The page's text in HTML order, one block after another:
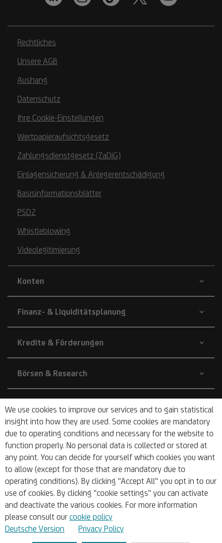
We use cookies to improve our services and to gain statistical
insight into how they are used. Some cookies are mandatory
due to operating conditions and necessary for the website to
function properly. No personal data is collected or stored at
any point. You can decide for yourself which cookies you want
to allow (except for those that are mandatory due to
operating conditions). By clicking "Accept All" you opt in to our
use of cookies. By clicking "cookie settings" you can activate
and deactivate the various cookies. For more information
please consult our cookie policy
Deutsche Version
Privacy Policy
Rechtliches
Unsere AGB
Aushang
Datenschutz
Ihre Cookie-Einstellungen
Wertpapieraufsichtsgesetz
Zahlungsdienstgesetz (ZaDiG)
Einlagensicherung & Anlegerentschädigung
Basisinformationsblätter
PSD2
Whistleblowing
Videolegitimierung
Konten
Finanz- & Liquiditätsplanung
Kredite & Förderungen
Börsen & Research
Unternehmen
Über Uns
© 2026 UniCredit Bank Austria AG
Impressum